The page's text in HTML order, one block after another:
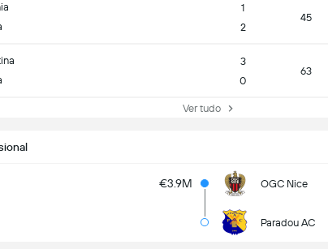
1
2
45
3
0
63
Ver tudo
€3.9M OGC Nice
Paradou AC